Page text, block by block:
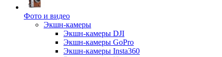
Фото и видео
Экшн-камеры
Экшн-камеры DJI
Экшн-камеры GoPro
Экшн-камеры Insta360